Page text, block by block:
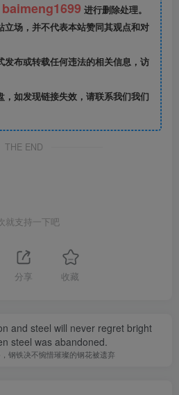
baimeng1699 进行删除处理。
立场，并不代表本站赞同其观点和对
发布或转载任何违法的相关信息，访
，如发现链接失效，请联系我们我们
THE END
就支持一下吧
分享 收藏
and steel will never regret bright
steel was abandoned.
钢铁决不惋惜璀璨的钢花被遗弃